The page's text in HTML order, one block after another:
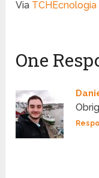
Via TCHÊcnologia
One